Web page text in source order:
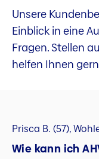
Unsere
Einblick in eine
Fragen. Stellen
helfen Ihnen
Prisca B. (57),
Wie kann ich